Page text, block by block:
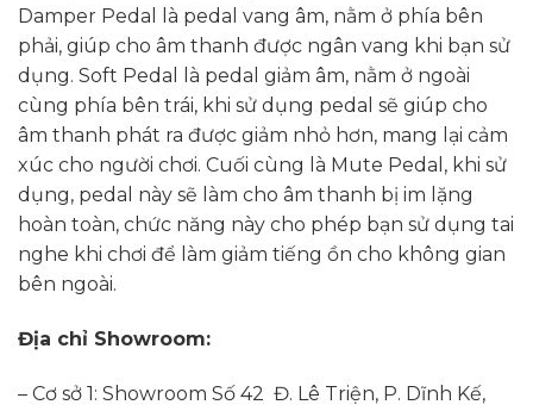
Damper Pedal là pedal vang âm, nằm ở phía bên
phải, giúp cho âm thanh được ngân vang khi bạn sử
dụng. Soft Pedal là pedal giảm âm, nằm ở ngoài
cùng phía bên trái, khi sử dụng pedal sẽ giúp cho
âm thanh phát ra được giảm nhỏ hơn, mang lại cảm
xúc cho người chơi. Cuối cùng là Mute Pedal, khi sử
dụng, pedal này sẽ làm cho âm thanh bị im lặng
hoàn toàn, chức năng này cho phép bạn sử dụng tai
nghe khi chơi để làm giảm tiếng ồn cho không gian
bên ngoài.
Địa chỉ Showroom:
– Cơ sở 1: Showroom Số 42 Đ. Lê Triện, P. Dĩnh Kế,